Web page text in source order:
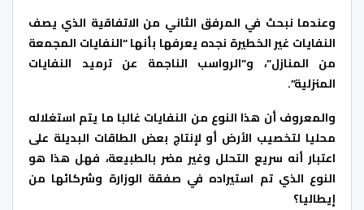
وعندما نبحث في المرفق الثاني من الاتفاقية الذي يصف
النفايات غير الخطيرة نجده يعرفها بأنها “النفايات المجمعة
من المنازل”، و”الرواسب الناجمة عن ترميد النفايات
المنزلية”.
والمعروف أن هذا النوع من النفايات غالبا ما يتم استغلاله
محليا لتخصيب الأرض أو لإنتاج بعض الطاقات البديلة على
اعتبار أنه سريع التحلل وغير مضر بالطبيعة، فهل هذا هو
النوع الذي تم استيراده في صفقة الوزارة وشركائها من
إيطاليا؟